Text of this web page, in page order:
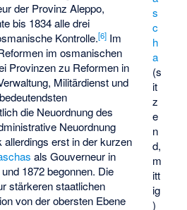
s
c
h
a
(s
it
z
e
n
d,
m
itt
ig
)
der Provinz Aleppo,
bis 1834 alle drei
Kontrolle.[6] Im
im osmanischen
Provinzen zu Reformen in
Militärdienst und
die Neuordnung des
Neuordnung
allerdings erst in der kurzen
als Gouverneur in
1872 begonnen. Die
stärkeren staatlichen
von der obersten Ebene